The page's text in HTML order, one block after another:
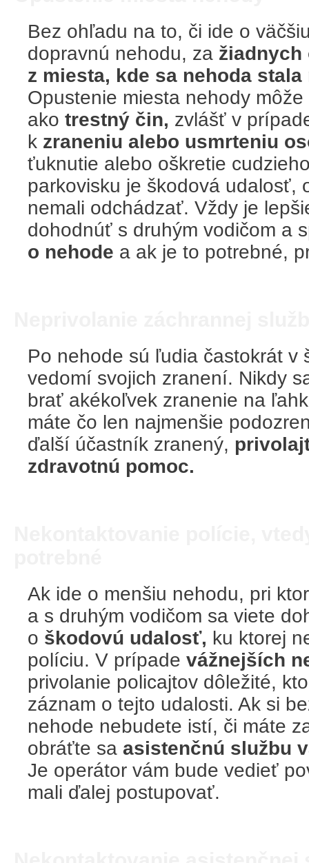
Bez ohľadu na to, či ide o
dopravnú nehodu, za
z miesta, kde sa nehoda stala
Opustenie miesta nehody
ako trestný čin, zvlášť v
k zraneniu alebo usmrteniu
ťuknutie alebo oškretie
parkovisku je škodová udalosť,
nemali odchádzať. Vždy je
dohodnúť s druhým vodičom a
o nehode a ak je to potrebné,
Po nehode sú ľudia častokrát v
vedomí svojich zranení. Nikdy
brať akékoľvek zranenie na
máte čo len najmenšie
ďalší účastník zranený,
zdravotnú pomoc.
Ak ide o menšiu nehodu, pri
a s druhým vodičom sa viete
o škodovú udalosť, ku ktorej
políciu. V prípade vážnejších
privolanie policajtov dôležité,
záznam o tejto udalosti. Ak si
nehode nebudete istí, či máte
obráťte sa asistenčnú službu
Je operátor vám bude vedieť
mali ďalej postupovať.